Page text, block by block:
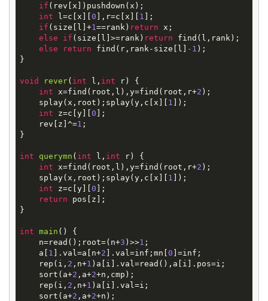
if (rev[x])pushdown(x);
int l=c[x][0 ],r=c[x][ 1 ];
if (size[l]+1 ==rank) return x;
else
if (size[l]>=rank) return find(l,rank);
else
return find(r,rank-size[l] -1 );
}
void rever( int l, int r)
{
int x=find(root,l),y=find(root,r+2 );
    splay(x,root);splay(y,c[x][
1 ]);
int z=c[y][0 ];
    rev[z]^=
1 ;
}
int querymn ( int l, int r)
{
int x=find(root,l),y=find(root,r+2 );
    splay(x,root);splay(y,c[x][
1 ]);
int z=c[y][0 ];
return pos[z];
}
int main ()
{
    n=read();root=(n+
3 )>>1 ;
    a[
1 ].val=a[n+2 ].val=inf;mn[0 ]=inf;
    rep(i,
2 ,n+1 )a[i].val=read(),a[i].pos=i;
    sort(a+
2 ,a+2+n,cmp);
    rep(i,
2 ,n+1 )a[i].val=i;
    sort(a+
2 ,a+2+n);